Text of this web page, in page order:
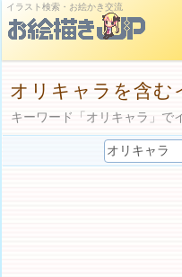
イラスト検索・お絵かき交流
オリキャラを含む
キーワード「オリキャラ」で